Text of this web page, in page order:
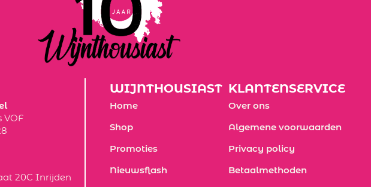
VOF
20C Inrijden
WIJNTHOUSIAST
Home
Shop
Promoties
Nieuwsflash
KLANTENSERVICE
Over ons
Algemene voorwaarden
Privacy policy
Betaalmethoden